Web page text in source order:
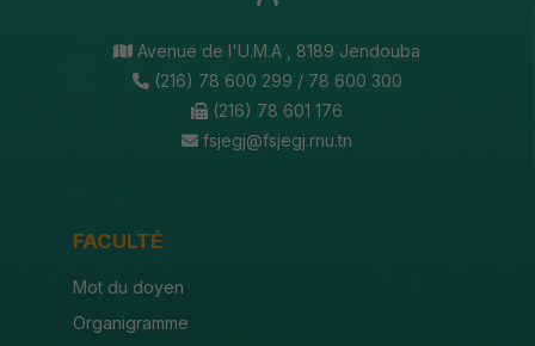
Avenue de l'U.M.A , 8189 Jendouba
(216) 78 600 299 / 78 600 300
(216) 78 601 176
fsjegj@fsjegj.rnu.tn
FACULTÉ
Mot du doyen
Organigramme